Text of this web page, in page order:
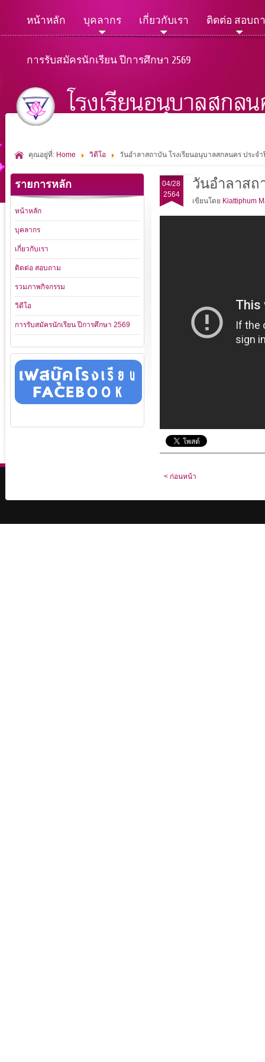
หน้าหลัก บุคลากร เกี่ยวกับเรา ติดต่อ สอบถ
การรับสมัครนักเรียน ปีการศึกษา 2569
คุณอยู่ที่: Home วิดีโอ วันอำลาสถาบัน โรงเรียนอนุบาลสกลนคร ประจ
04/28
2564
วันอำลาสถ
เขียนโดย Kiattiphum
< ก่อนหน้า
รายการหลัก
หน้าหลัก
บุคลากร
เกี่ยวกับเรา
ติดต่อ สอบถาม
รวมภาพกิจกรรม
วิดีโอ
การรับสมัครนักเรียน ปีการศึกษา 2569